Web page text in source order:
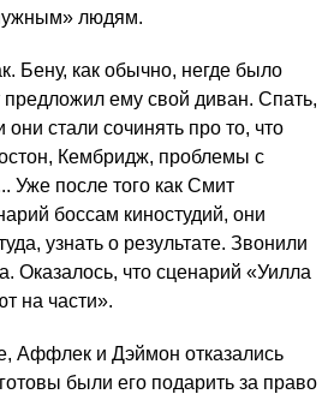
людям.
Бену, как обычно, негде было
предложил ему свой диван. Спать,
они стали сочинять про то, что
Кембридж, проблемы с
Уже после того как Смит
боссам киностудий, они
узнать о результате. Звонили
Оказалось, что сценарий «Уилла
на части».
Аффлек и Дэймон отказались
были его подарить за право